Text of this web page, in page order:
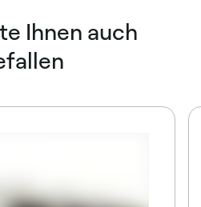
Ihnen auch